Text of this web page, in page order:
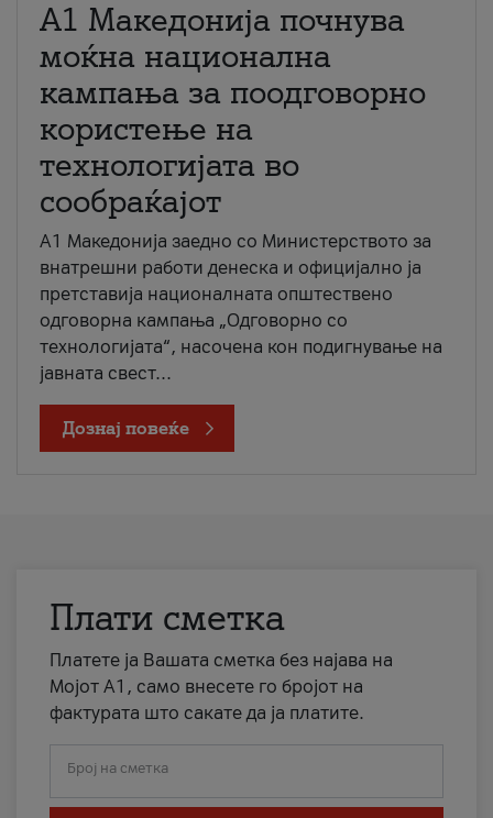
A1 Македонија почнува
моќна национална
кампања за поодговорно
користење на
технологијата во
сообраќајот
A1 Македонија заедно со Министерството за
внатрешни работи денеска и официјално ја
претставија националната општествено
одговорна кампања „Одговорно со
технологијата“, насочена кон подигнување на
јавната свест...
Дознај повеќе
Плати сметка
Платете ја Вашата сметка без најава на
Мојот А1, само внесете го бројот на
фактурата што сакате да ја платите.
Број на сметка